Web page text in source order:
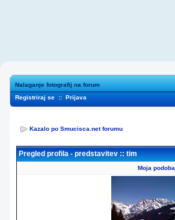
Nalaganje fotografij na forum
Registriraj se :: Prijava
Kazalo po Smucisca.net forumu
Pregled profila - predstavitev :: tim
Moja podoba